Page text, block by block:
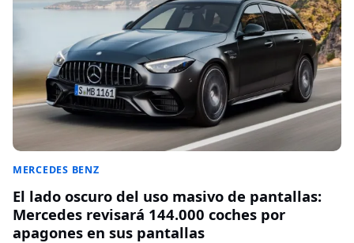
MERCEDES BENZ
El lado oscuro del uso masivo de pantallas:
Mercedes revisará 144.000 coches por
apagones en sus pantallas